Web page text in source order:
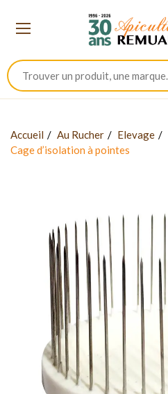
Accueil Au Rucher Elevage
Cage d’isolation à pointes